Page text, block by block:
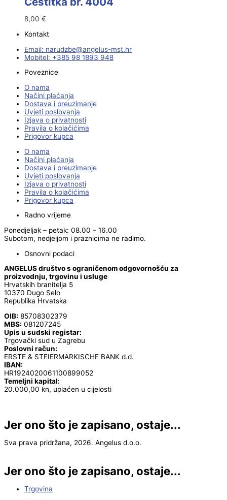
8,00 €
Kontakt
Email:
rh.tsm-sulegna
@ebzduran
Mobitel: +385 98 1893 948
Poveznice
O nama
Načini plaćanja
Dostava i preuzimanje
Uvjeti poslovanja
Izjava o privatnosti
Pravila o kolačićima
Prigovor kupca
O nama
Načini plaćanja
Dostava i preuzimanje
Uvjeti poslovanja
Izjava o privatnosti
Pravila o kolačićima
Prigovor kupca
Radno vrijeme
Ponedjeljak – petak: 08.00 – 16.00
Subotom, nedjeljom i praznicima ne radimo.
Osnovni podaci
ANGELUS društvo s ograničenom odgovornošću za
proizvodnju, trgovinu i usluge
Hrvatskih branitelja 5
10370 Dugo Selo
Republika Hrvatska
OIB: 85708302379
MBS: 081207245
Upis u sudski registar:
Trgovački sud u Zagrebu
Poslovni račun:
ERSTE & STEIERMARKISCHE BANK d.d.
IBAN:
HR1924020061100899052
Temeljni kapital:
20.000,00 kn, uplaćen u cijelosti
Jer ono što je zapisano, ostaje...
Sva prava pridržana, 2026. Angelus d.o.o.
Jer ono što je zapisano, ostaje...
Trgovina